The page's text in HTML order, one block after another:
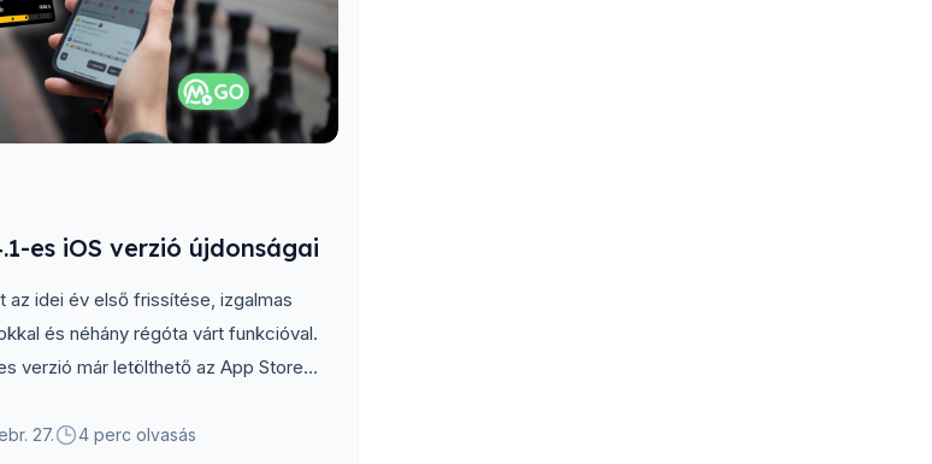
es iOS verzió újdonságai
az idei év első frissítése, izgalmas
és néhány régóta várt funkcióval.
verzió már letölthető az App Store-
mi változott benne.
27. 4 perc olvasás